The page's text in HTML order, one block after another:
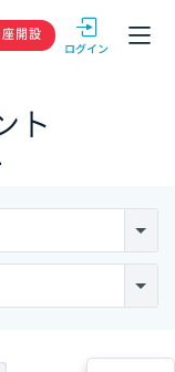
GMOクリック
座開設
ト